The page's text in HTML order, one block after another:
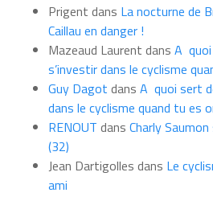
moisPrigent dans La nocturne de
Caillau en danger !
Mazeaud Laurent dans A
s’investir dans le cyclisme
Guy Dagot dans A quoi sert
dans le cyclisme quand tu es
RENOUT dans Charly
(32)
Jean Dartigolles dans Le
ami